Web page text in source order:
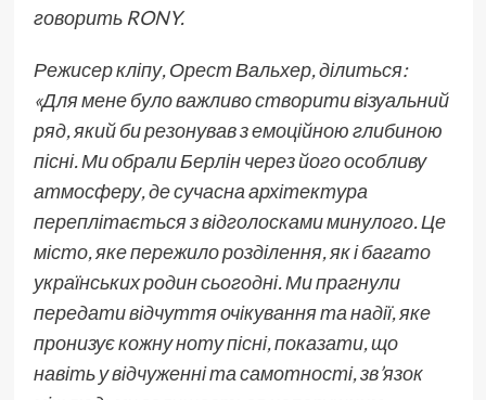
говорить RONY.
Режисер кліпу, Орест Вальхер, ділиться:
«Для мене було важливо створити візуальний
ряд, який би резонував з емоційною глибиною
пісні. Ми обрали Берлін через його особливу
атмосферу, де сучасна архітектура
переплітається з відголосками минулого. Це
місто, яке пережило розділення, як і багато
українських родин сьогодні. Ми прагнули
передати відчуття очікування та надії, яке
пронизує кожну ноту пісні, показати, що
навіть у відчуженні та самотності, зв’язок